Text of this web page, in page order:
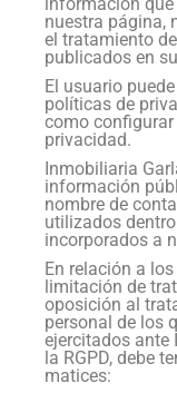
nuestra página,
el tratamiento
publicados en
El usuario
políticas de
como
privacidad.
Inmobiliaria
información
nombre de
utilizados
incorporados a
En relación a
limitación de
oposición al
personal de los
ejercitados ante
la RGPD, debe
matices: